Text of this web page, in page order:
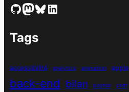
GitHub Mastodon Bluesky LinkedIn
Tags
accessibilité analytics animation apple
back-end bilan bouton chat